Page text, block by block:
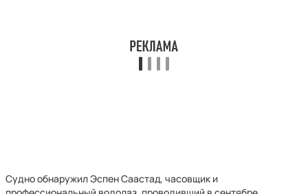
Судно обнаружил Эспен Саастад, часовщик и